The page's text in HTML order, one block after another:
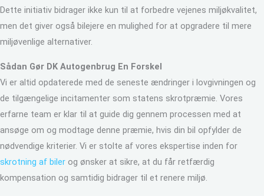
Dette initiativ bidrager ikke kun til at forbedre vejenes miljøkvalitet,
men det giver også bilejere en mulighed for at opgradere til mere
miljøvenlige alternativer.
Sådan Gør DK Autogenbrug En Forskel
Vi er altid opdaterede med de seneste ændringer i lovgivningen og
de tilgængelige incitamenter som statens skrotpræmie. Vores
erfarne team er klar til at guide dig gennem processen med at
ansøge om og modtage denne præmie, hvis din bil opfylder de
nødvendige kriterier. Vi er stolte af vores ekspertise inden for
skrotning af biler og ønsker at sikre, at du får retfærdig
kompensation og samtidig bidrager til et renere miljø.